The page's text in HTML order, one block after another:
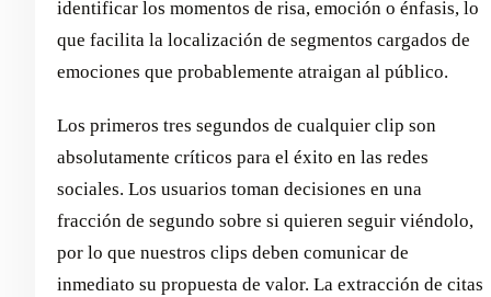
identificar los momentos de risa, emoción o énfasis, lo
que facilita la localización de segmentos cargados de
emociones que probablemente atraigan al público.
Los primeros tres segundos de cualquier clip son
absolutamente críticos para el éxito en las redes
sociales. Los usuarios toman decisiones en una
fracción de segundo sobre si quieren seguir viéndolo,
por lo que nuestros clips deben comunicar de
inmediato su propuesta de valor. La extracción de citas